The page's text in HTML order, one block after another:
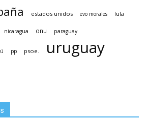
estados unidos evo morales lula
nicaragua onu paraguay
pp psoe. uruguay